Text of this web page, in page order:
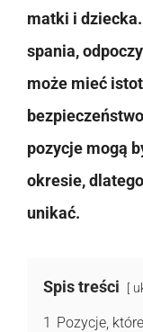
matki i
spania,
może mieć
pozycje mogą
okresie,
unikać.
Spis treści
1 Pozycje,